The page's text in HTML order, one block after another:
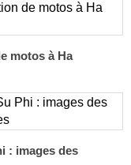
motos à Ha
: images des